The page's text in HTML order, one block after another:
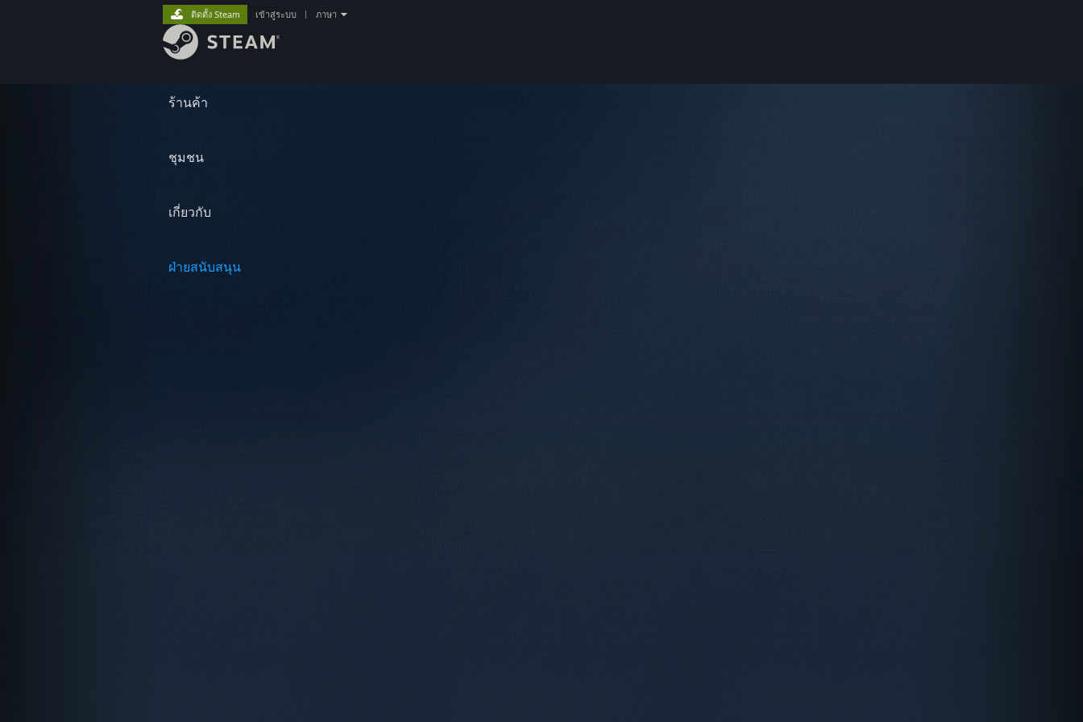
ร้านค้า
ชุมชน
เกี่ยวกับ
ฝ่ายสนับสนุน
ติดตั้ง Steam เข้าสู่ระบบ ภาษา